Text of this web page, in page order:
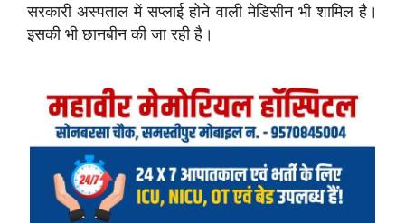
सरकारी अस्पताल में सप्लाई होने वाली मेडिसीन भी शामिल है।
इसकी भी छानबीन की जा रही है।